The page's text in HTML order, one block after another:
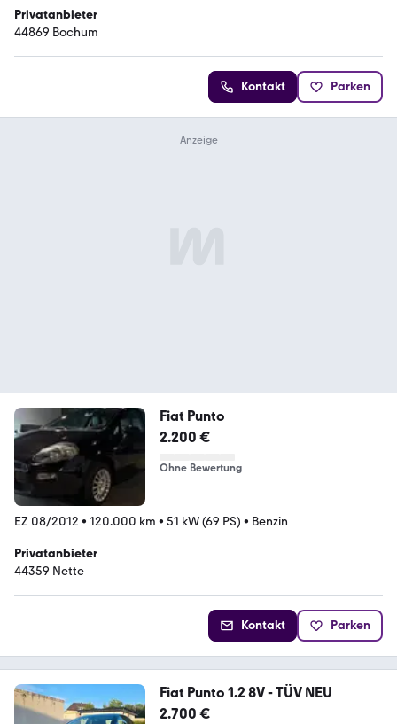
Privatanbieter
44869 Bochum
Kontakt Parken
Fiat Punto
2.200 €
Ohne Bewertung
EZ 08/2012 • 120.000 km • 51 kW (69 PS) • Benzin
Privatanbieter
44359 Nette
Kontakt Parken
Fiat Punto 1.2 8V - TÜV NEU
2.700 €